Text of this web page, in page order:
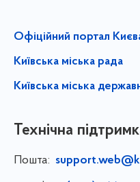
Офіційний портал
Київська міська рада
Київська міська
Технічна
Пошта: